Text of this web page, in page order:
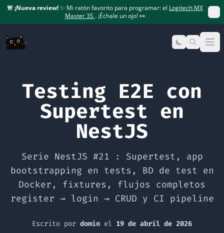
🚨 ¡Nueva review!✨ Mi ratón favorito para programar: el Logitech MX
Master 3S . ¡Échale un ojo! 👀
Testing E2E con
Supertest en
NestJS
Serie NestJS #21 : Supertest, app
bootstrapping en tests, BD de test en
Docker, fixtures, flujos completos
register → login → CRUD y CI pipeline
Escrito por domin el 19 de abril de 2026